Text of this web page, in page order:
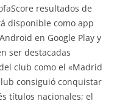
resultados de
disponible como app
en Google Play y
ser destacadas
club como el «Madrid
consiguió conquistar
títulos nacionales; el